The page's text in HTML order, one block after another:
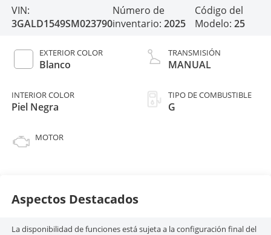
VIN:
3GALD1549SM023790
Número de
inventario: 2025
Código del
Modelo: 25
EXTERIOR COLOR
Blanco
INTERIOR COLOR
Piel Negra
MOTOR
TRANSMISIÓN
MANUAL
TIPO DE COMBUSTIBLE
G
Aspectos Destacados
La disponibilidad de funciones está sujeta a la configuración final del